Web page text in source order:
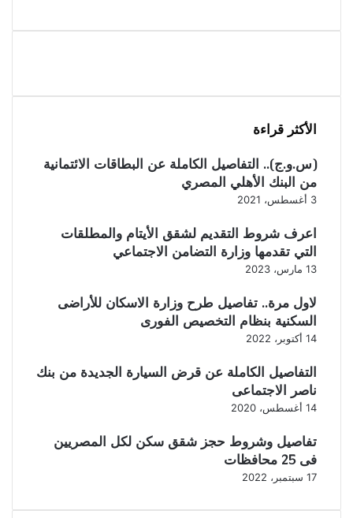
الأكثر قراءة
(س.و.ج).. التفاصيل الكاملة عن البطاقات الائتمانية
من البنك الأهلي المصري
3 أغسطس، 2021
اعرف شروط التقديم لشقق الأيتام والمطلقات
التي تقدمها وزارة التضامن الاجتماعي
13 مارس، 2023
لاول مرة.. تفاصيل طرح وزارة الاسكان للأراضى
السكنية بنظام التخصيص الفورى
14 أكتوبر، 2022
التفاصيل الكاملة عن قرض السيارة الجديدة من بنك
ناصر الاجتماعى
14 أغسطس، 2020
تفاصيل وشروط حجز شقق سكن لكل المصريين
فى 25 محافظات
17 سبتمبر، 2022